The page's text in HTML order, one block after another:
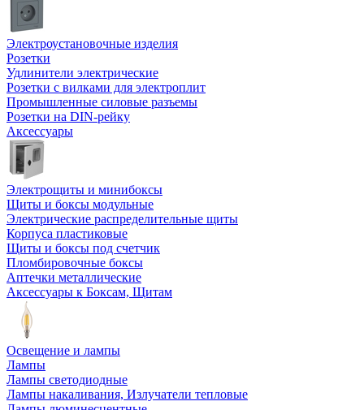
Электроустановочные изделия
Розетки
Удлинители электрические
Розетки с вилками для электроплит
Промышленные силовые разъемы
Розетки на DIN-рейку
Аксессуары
Электрощиты и минибоксы
Щиты и боксы модульные
Электрические распределительные щиты
Корпуса пластиковые
Щиты и боксы под счетчик
Пломбировочные боксы
Аптечки металлические
Аксессуары к Боксам, Щитам
Освещение и лампы
Лампы
Лампы светодиодные
Лампы накаливания, Излучатели тепловые